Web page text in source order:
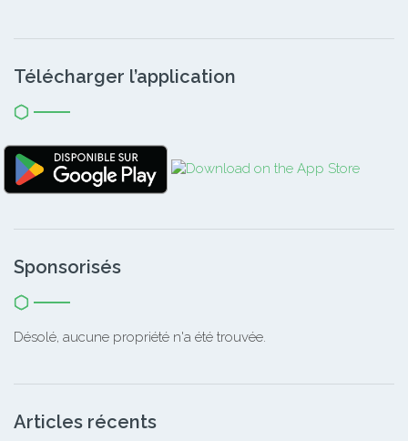
Télécharger l’application
Sponsorisés
Désolé, aucune propriété n'a été trouvée.
Articles récents